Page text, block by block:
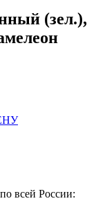
(зел.),
всей России: